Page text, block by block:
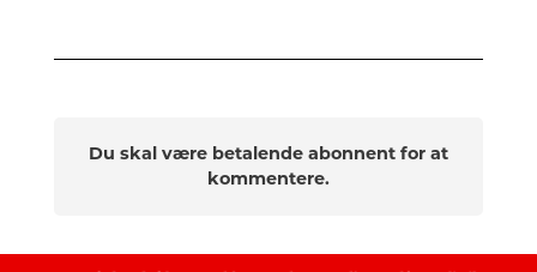
Du skal være betalende abonnent for at
kommentere.